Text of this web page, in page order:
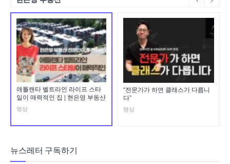
애틀랜타 벨트라인 라이프 스타
일이 매력적인 집 | 현은영 부동산
영상
“전문가가 하면 클래스가 다릅니
다”
영상
뉴스레터 구독하기